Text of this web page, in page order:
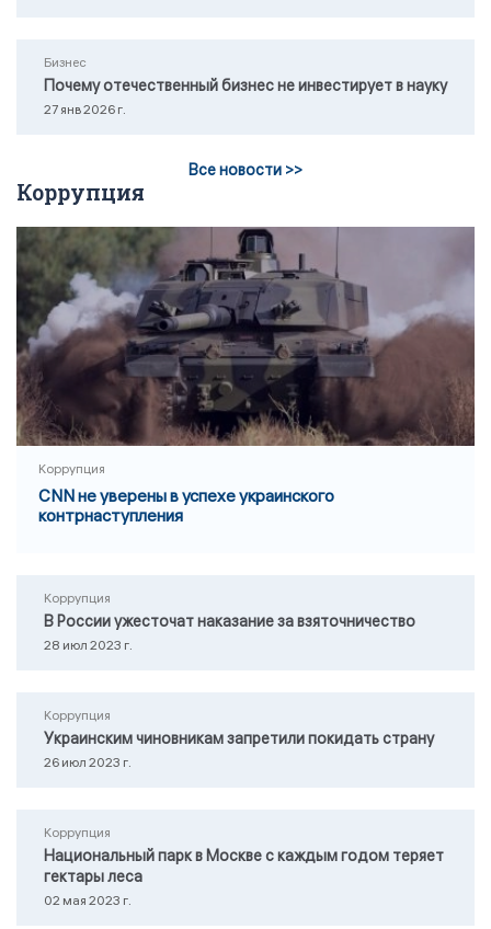
Бизнес
Почему отечественный бизнес не инвестирует в науку
27 янв 2026 г.
Все новости >>
Коррупция
Коррупция
CNN не уверены в успехе украинского
контрнаступления
Коррупция
В России ужесточат наказание за взяточничество
28 июл 2023 г.
Коррупция
Украинским чиновникам запретили покидать страну
26 июл 2023 г.
Коррупция
Национальный парк в Москве с каждым годом теряет
гектары леса
02 мая 2023 г.